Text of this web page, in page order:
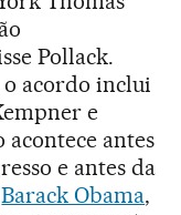
Pollack.
acordo inclui
e
antes
e antes da
Barack Obama,